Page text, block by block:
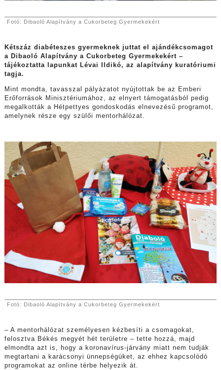
Fotó: Dibaoló Alapítvány a Cukorbeteg Gyermekekért
Kétszáz diabéteszes gyermeknek juttat el ajándékcsomagot
a Dibaoló Alapítvány a Cukorbeteg Gyermekekért –
tájékoztatta lapunkat Lévai Ildikó, az alapítvány kuratóriumi
tagja.
Mint mondta, tavasszal pályázatot nyújtottak be az Emberi
Erőforrások Minisztériumához, az elnyert támogatásból pedig
megalkották a Hétpettyes gondoskodás elnevezésű programot,
amelynek része egy szülői mentorhálózat.
Fotó: Dibaoló Alapítvány a Cukorbeteg Gyermekekért
– A mentorhálózat személyesen kézbesíti a csomagokat,
felosztva Békés megyét hét területre – tette hozzá, majd
elmondta azt is, hogy a koronavírus-járvány miatt nem tudják
megtartani a karácsonyi ünnepségüket, az ehhez kapcsolódó
programokat az online térbe helyezik át.